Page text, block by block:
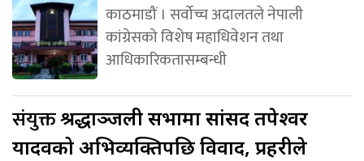
काठमाडौं । सर्वोच्च अदालतले नेपाली
कांग्रेसको विशेष महाधिवेशन तथा
आधिकारिकतासम्बन्धी
संयुक्तश्रद्धाञ्जली सभामा सांसद तपेश्वर
यादवको अभिव्यक्तिपछि विवाद, प्रहरीले